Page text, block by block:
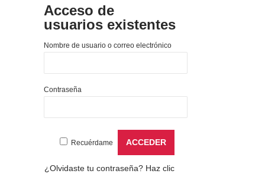
Acceso de
usuarios existentes
Nombre de usuario o correo electrónico
Contraseña
Recuérdame
¿Olvidaste tu contraseña? Haz clic